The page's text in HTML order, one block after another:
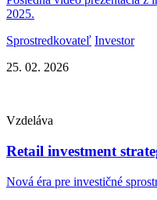
2025.
Sprostredkovateľ Investor
25. 02. 2026
Vzdeláva
Retail investment
Nová éra pre investičné